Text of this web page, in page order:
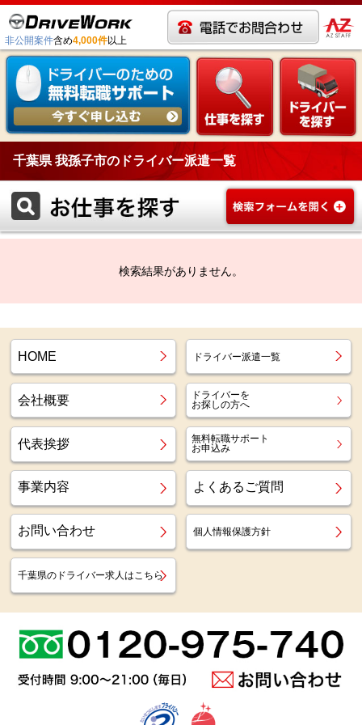
非公開案件含め4,000件以上
千葉県 我孫子市のドライバー派遣一覧
検索結果がありません。
HOME ドライバー派遣一覧
会社概要
ドライバーを
お探しの方へ
代表挨拶
無料転職サポート
お申込み
事業内容 よくあるご質問
お問い合わせ 個人情報保護方針
千葉県のドライバー求人はこちら